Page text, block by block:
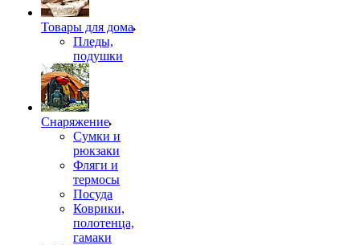
Товары для дома
Пледы,
подушки
Снаряжение
Сумки и
рюкзаки
Фляги и
термосы
Посуда
Коврики,
полотенца,
гамаки